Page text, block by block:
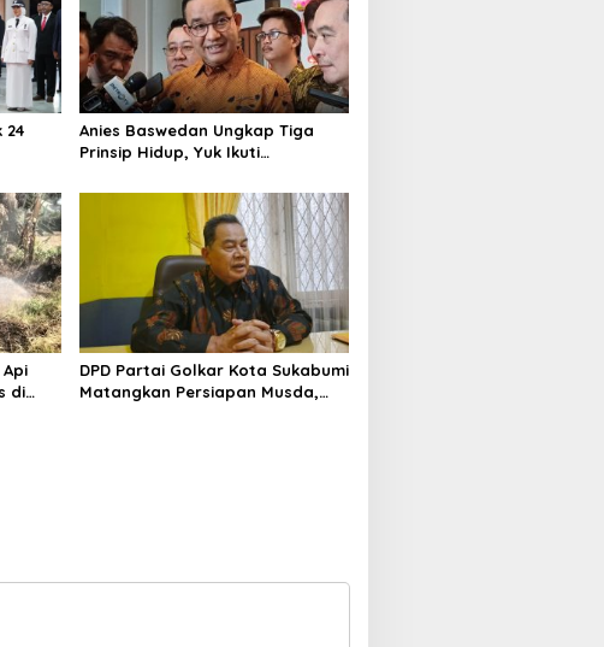
24
Anies Baswedan Ungkap Tiga
Prinsip Hidup, Yuk Ikuti
di
DPD Partai Golkar Kota Sukabumi
Matangkan Persiapan Musda,